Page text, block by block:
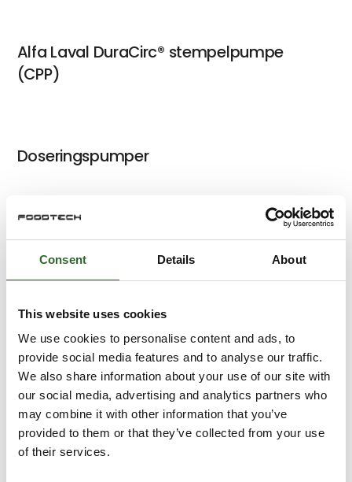
Consent Details About
This website uses cookies
We use cookies to personalise content and ads, to
provide social media features and to analyse our traffic.
We also share information about your use of our site with
our social media, advertising and analytics partners who
may combine it with other information that you’ve
provided to them or that they’ve collected from your use
of their services.
Alfa Laval DuraCirc® stempelpumpe
(CPP)
Doseringspumper
Lamelpumper fra Liverani
Membranpumper fra ARO
Lamelpumper fra Gotec